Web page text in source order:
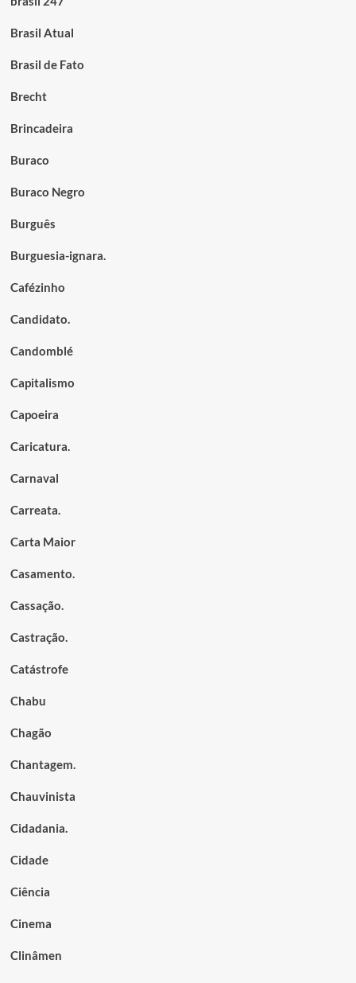
Brasil Atual
Brasil de Fato
Brecht
Brincadeira
Buraco
Buraco Negro
Burguês
Burguesia-ignara.
Cafézinho
Candidato.
Candomblé
Capitalismo
Capoeira
Caricatura.
Carnaval
Carreata.
Carta Maior
Casamento.
Cassação.
Castração.
Catástrofe
Chabu
Chagão
Chantagem.
Chauvinista
Cidadania.
Cidade
Ciência
Cinema
Clinâmen